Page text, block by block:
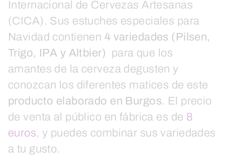
Internacional de Cervezas Artesanas
(CICA). Sus estuches especiales para
Navidad contienen 4 variedades (Pilsen,
Trigo, IPA y Altbier) para que los
amantes de la cerveza degusten y
conozcan los diferentes matices de este
producto elaborado en Burgos. El precio
de venta al público en fábrica es de 8
euros, y puedes combinar sus variedades
a tu gusto.